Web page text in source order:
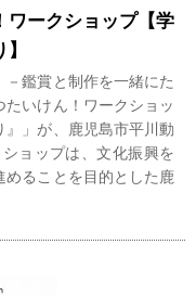
ワークショップ【学
鑑賞と制作を一緒にた
いけん！ワークショッ
」が、鹿児島市平川動
ョップは、文化振興を
ることを目的とした鹿